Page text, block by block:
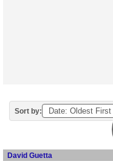
Sort by:
David Guetta